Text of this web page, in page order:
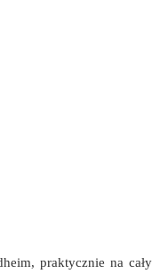
praktycznie na cały